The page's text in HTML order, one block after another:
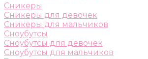
Сникеры
Сникеры для девочек
Сникеры для мальчиков
Сноубутсы
Сноубутсы для девочек
Сноубутсы для мальчиков